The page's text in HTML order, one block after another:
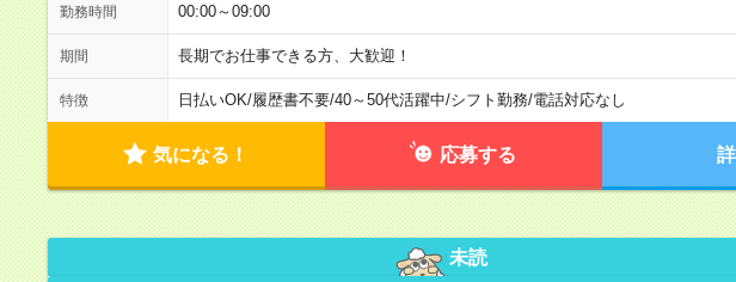
勤務時間 00:00～09:00
期間 長期でお仕事できる方、大歓迎！
特徴 日払いOK/履歴書不要/40～50代活躍中/シフト勤務/電話対応なし
気になる！ 応募する
未読